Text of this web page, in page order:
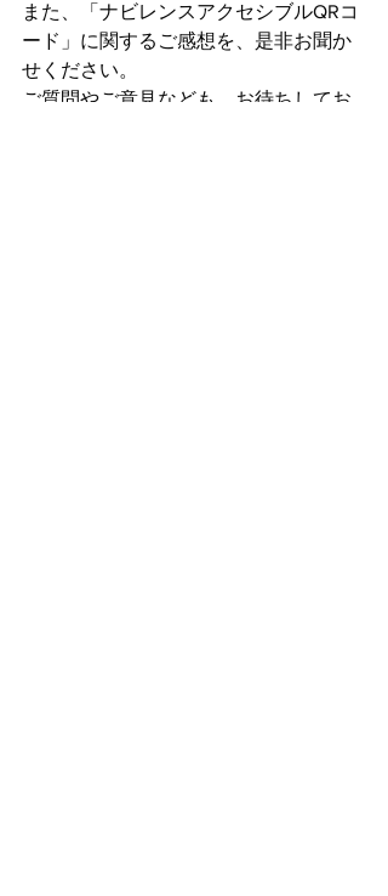
また、「ナビレンスアクセシブルQRコ
ード」に関するご感想を、是非お聞か
せください。
ご質問やご意見なども、お待ちしてお